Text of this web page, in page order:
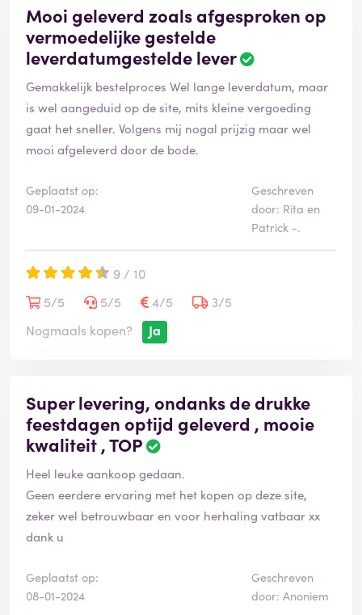
Mooi geleverd zoals afgesproken op
vermoedelijke gestelde
leverdatumgestelde lever
Gemakkelijk bestelproces Wel lange leverdatum, maar
is wel aangeduid op de site, mits kleine vergoeding
gaat het sneller. Volgens mij nogal prijzig maar wel
mooi afgeleverd door de bode.
Geplaatst op:
09-01-2024
Geschreven
door: Rita en
Patrick -.
9 / 10
5/5
5/5 4/5
3/5
Nogmaals kopen?
Ja
Super levering, ondanks de drukke
feestdagen optijd geleverd , mooie
kwaliteit , TOP
Heel leuke aankoop gedaan.
Geen eerdere ervaring met het kopen op deze site,
zeker wel betrouwbaar en voor herhaling vatbaar xx
dank u
Geplaatst op:
08-01-2024
Geschreven
door: Anoniem